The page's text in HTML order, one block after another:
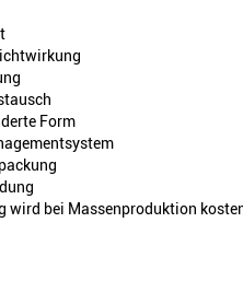
Form
wird bei Massenproduktion